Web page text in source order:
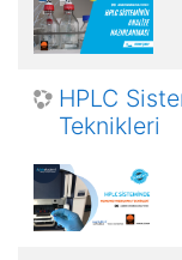
HPLC
Teknikleri